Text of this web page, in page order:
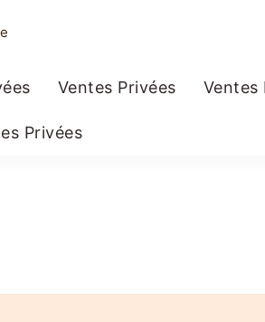
Ventes Privées Ventes
Privées